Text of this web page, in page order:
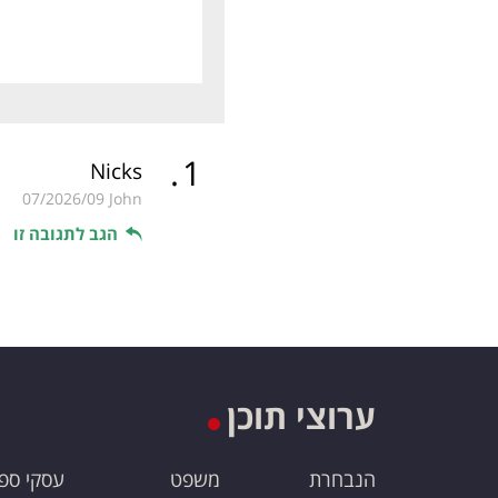
1
.
Nicks
John
07/2026/09
הגב לתגובה זו
ערוצי תוכן
הנבחרת משפט עסקי